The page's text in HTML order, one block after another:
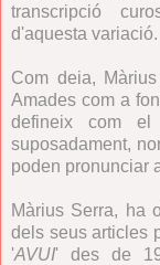
transcripció
d'aquesta variació.
Com deia,
Amades com a
defineix com el
suposadament,
poden pronunciar
Màrius Serra, ha
dels seus articles
'AVUI' des de